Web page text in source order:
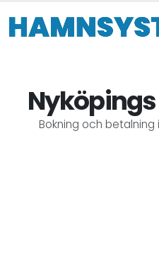
Bokning och betalning